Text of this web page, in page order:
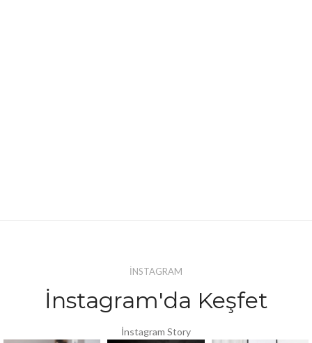
İNSTAGRAM
İnstagram'da Keşfet
İnstagram Story